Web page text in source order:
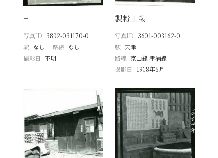
−
写真ID 3802-031170-0
駅 なし 路線 なし
撮影日
不明
製粉工場
写真ID 3601-003162-0
駅 天津
路線 京山線 津浦線
撮影日
1938年6月